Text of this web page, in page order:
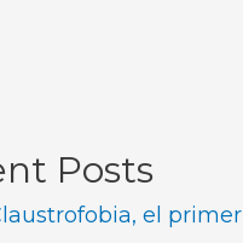
Posts
el primer